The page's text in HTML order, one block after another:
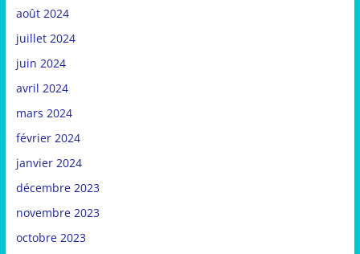
août 2024
juillet 2024
juin 2024
avril 2024
mars 2024
février 2024
janvier 2024
décembre 2023
novembre 2023
octobre 2023